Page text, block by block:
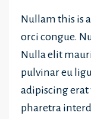
Nullam this is
orci congue.
Nulla elit
pulvinar eu
adipiscing erat
pharetra